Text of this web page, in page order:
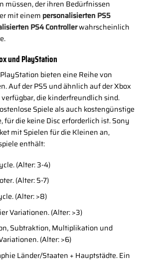
müssen, der ihren Bedürfnissen
mit einem personalisierten PS5
PS4 Controllerwahrscheinlich
und PlayStation
bieten eine Reihe von
Auf der PS5 und ähnlich auf der Xbox
die kinderfreundlich sind.
Spiele als auch kostengünstige
für die keine Disc erforderlich ist. Sony
mit Spielen für die Kleinen an,
enthält:
(Alter: 3-4)
(Alter: 5-7)
(Alter: >8)
Variationen. (Alter: >3)
Subtraktion, Multiplikation und
(Alter: >6)
Länder/Staaten + Hauptstädte. Ein